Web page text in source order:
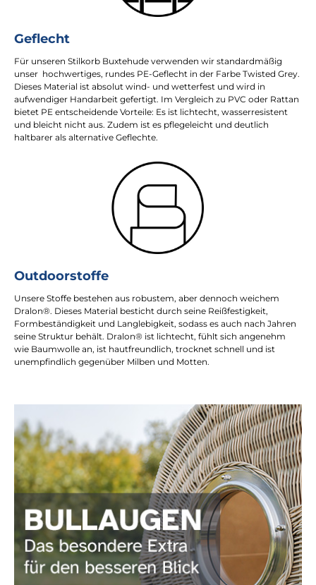
Geflecht
Für unseren Stilkorb Buxtehude verwenden wir standardmäßig
unser hochwertiges, rundes PE-Geflecht in der Farbe Twisted Grey.
Dieses Material ist absolut wind- und wetterfest und wird in
aufwendiger Handarbeit gefertigt. Im Vergleich zu PVC oder Rattan
bietet PE entscheidende Vorteile: Es ist lichtecht, wasserresistent
und bleicht nicht aus. Zudem ist es pflegeleicht und deutlich
haltbarer als alternative Geflechte.
Outdoorstoffe
Unsere Stoffe bestehen aus robustem, aber dennoch weichem
Dralon®. Dieses Material besticht durch seine Reißfestigkeit,
Formbeständigkeit und Langlebigkeit, sodass es auch nach Jahren
seine Struktur behält. Dralon® ist lichtecht, fühlt sich angenehm
wie Baumwolle an, ist hautfreundlich, trocknet schnell und ist
unempfindlich gegenüber Milben und Motten.